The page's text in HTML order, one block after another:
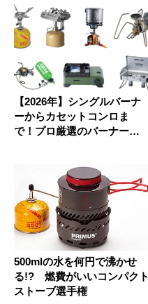
【2026年】シングルバーナ
ーからカセットコンロま
で！プロ厳選のバーナーラ
500mlの水を何円で沸かせ
る!? 燃費がいいコンパクト
ストーブ選手権